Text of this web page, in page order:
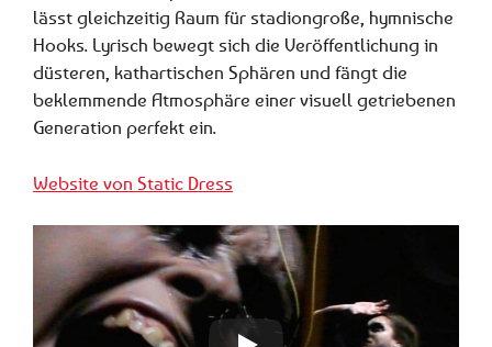
lässt gleichzeitig Raum für stadiongroße, hymnische
Hooks. Lyrisch bewegt sich die Veröffentlichung in
düsteren, kathartischen Sphären und fängt die
beklemmende Atmosphäre einer visuell getriebenen
Generation perfekt ein.
Website von Static Dress